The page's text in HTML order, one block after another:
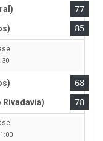
77
85
68
78